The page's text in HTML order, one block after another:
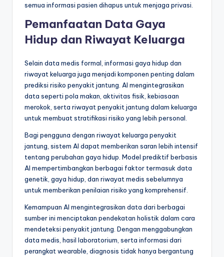
semua informasi pasien dihapus untuk menjaga privasi.
Pemanfaatan Data Gaya
Hidup dan Riwayat Keluarga
Selain data medis formal, informasi gaya hidup dan
riwayat keluarga juga menjadi komponen penting dalam
prediksi risiko penyakit jantung. AI mengintegrasikan
data seperti pola makan, aktivitas fisik, kebiasaan
merokok, serta riwayat penyakit jantung dalam keluarga
untuk membuat stratifikasi risiko yang lebih personal.
Bagi pengguna dengan riwayat keluarga penyakit
jantung, sistem AI dapat memberikan saran lebih intensif
tentang perubahan gaya hidup. Model prediktif berbasis
AI mempertimbangkan berbagai faktor termasuk data
genetik, gaya hidup, dan riwayat medis sebelumnya
untuk memberikan penilaian risiko yang komprehensif.
Kemampuan AI mengintegrasikan data dari berbagai
sumber ini menciptakan pendekatan holistik dalam cara
mendeteksi penyakit jantung. Dengan menggabungkan
data medis, hasil laboratorium, serta informasi dari
perangkat wearable, diagnosis tidak hanya bergantung